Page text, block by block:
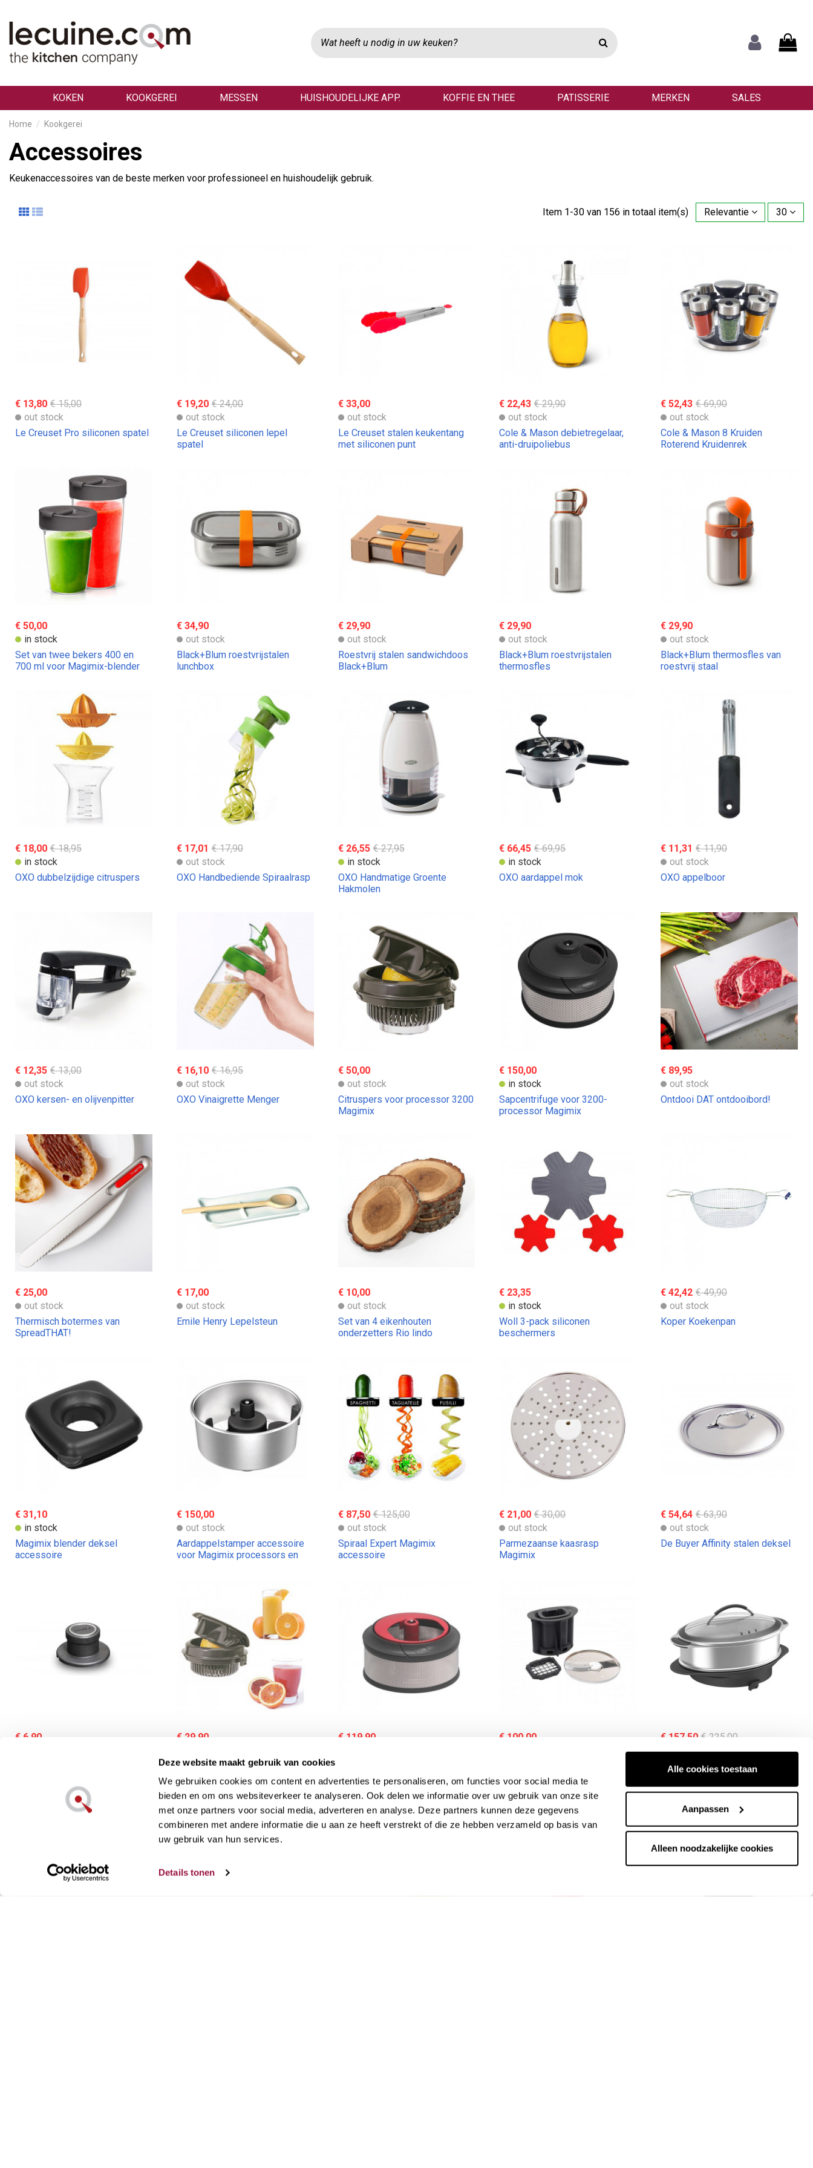
Deze website maakt gebruik van cookies
We gebruiken cookies om content en advertenties te personaliseren, om functies voor social media te
bieden en om ons websiteverkeer te analyseren. Ook delen we informatie over uw gebruik van onze site
met onze partners voor social media, adverteren en analyse. Deze partners kunnen deze gegevens
combineren met andere informatie die u aan ze heeft verstrekt of die ze hebben verzameld op basis van
uw gebruik van hun services.
Details tonen
Alle cookies toestaan
Aanpassen
Alleen noodzakelijke cookies
KOKEN KOOKGEREI MESSEN HUISHOUDELIJKE APP. KOFFIE EN THEE PATISSERIE MERKEN SALES
Home Kookgerei
Accessoires
Keukenaccessoires van de beste merken voor professioneel en huishoudelijk gebruik.
Item 1-30 van 156 in totaal item(s) Relevantie 30
€ 13,80 € 15,00
out stock
Le Creuset Pro siliconen spatel
€ 19,20 € 24,00
out stock
Le Creuset siliconen lepel
spatel
€ 33,00
out stock
Le Creuset stalen keukentang
met siliconen punt
€ 22,43 € 29,90
out stock
Cole & Mason debietregelaar,
anti-druipoliebus
€ 52,43 € 69,90
out stock
Cole & Mason 8 Kruiden
Roterend Kruidenrek
€ 50,00
in stock
Set van twee bekers 400 en
700 ml voor Magimix-blender
€ 34,90
out stock
Black+Blum roestvrijstalen
lunchbox
€ 29,90
out stock
Roestvrij stalen sandwichdoos
Black+Blum
€ 29,90
out stock
Black+Blum roestvrijstalen
thermosfles
€ 29,90
out stock
Black+Blum thermosfles van
roestvrij staal
€ 18,00 € 18,95
in stock
OXO dubbelzijdige citruspers
€ 17,01 € 17,90
out stock
OXO Handbediende Spiraalrasp
€ 26,55 € 27,95
in stock
OXO Handmatige Groente
Hakmolen
€ 66,45 € 69,95
in stock
OXO aardappel mok
€ 11,31 € 11,90
out stock
OXO appelboor
€ 12,35 € 13,00
out stock
OXO kersen- en olijvenpitter
€ 16,10 € 16,95
out stock
OXO Vinaigrette Menger
€ 50,00
out stock
Citruspers voor processor 3200
Magimix
€ 150,00
in stock
Sapcentrifuge voor 3200-
processor Magimix
€ 89,95
out stock
Ontdooi DAT ontdooibord!
€ 25,00
out stock
Thermisch botermes van
SpreadTHAT!
€ 17,00
out stock
Emile Henry Lepelsteun
€ 10,00
out stock
Set van 4 eikenhouten
onderzetters Rio lindo
€ 23,35
in stock
Woll 3-pack siliconen
beschermers
€ 42,42 € 49,90
out stock
Koper Koekenpan
€ 31,10
in stock
Magimix blender deksel
accessoire
€ 150,00
out stock
Aardappelstamper accessoire
voor Magimix processors en
€ 87,50 € 125,00
out stock
Spiraal Expert Magimix
accessoire
€ 21,00 € 30,00
out stock
Parmezaanse kaasrasp
Magimix
€ 54,64 € 63,90
out stock
De Buyer Affinity stalen deksel
€ 6,90
€ 29,90
Cook Expert Magimix
Sapcentrifuge Toebehoren
€ 119,90
Sapcentrifuge Toebehoren
€ 100,00
en Sticks Accessoires
€ 157,50 € 225,00
in stock
XXL stoommand Magimix voor